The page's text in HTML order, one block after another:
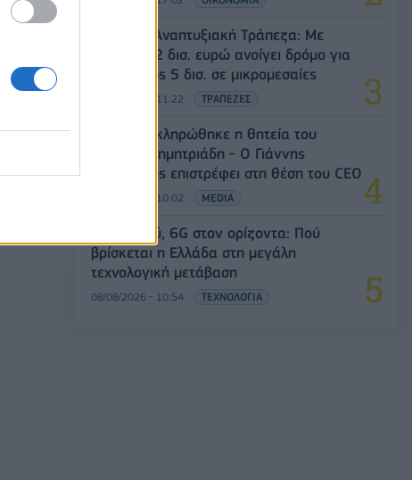
Β'
Ελληνική Αναπτυξιακή Τράπεζα: Με
«προίκα» 2 δισ. ευρώ ανοίγει δρόμο για
δάνεια έως 5 δισ. σε μικρομεσαίες
08/08/2026 - 11:22 ΤΡΑΠΕΖΕΣ
ΣΚΑΪ: Ολοκληρώθηκε η θητεία του
Γρηγόρη Δημητριάδη - Ο Γιάννης
Αλαφούζος επιστρέφει στη θέση του CEO
08/08/2026 - 10:02 MEDIA
5G παντού, 6G στον ορίζοντα: Πού
βρίσκεται η Ελλάδα στη μεγάλη
τεχνολογική μετάβαση
08/08/2026 - 10:54 ΤΕΧΝΟΛΟΓΙΑ